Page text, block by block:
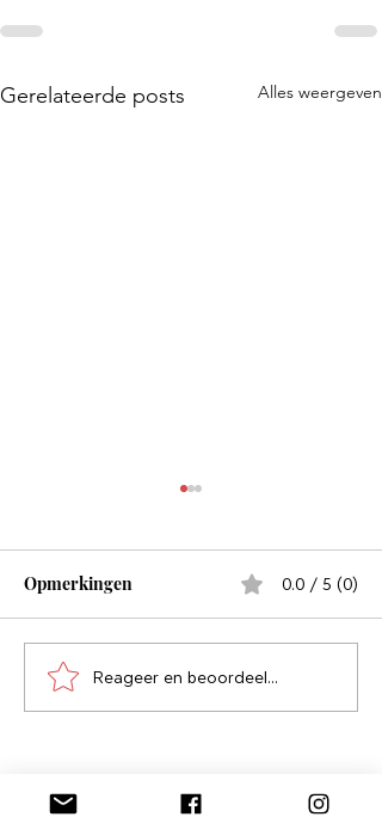
Gerelateerde posts Alles weergeven
Neem je gewoontes onder
de loep
Opmerkingen 0.0 / 5 (0)
Reageer en beoordeel...
Stuur me een bericht, laat